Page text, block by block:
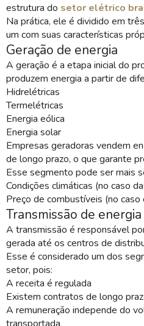
estrutura do setor elétrico
Na prática, ele é dividido em
um com suas características
Geração de energia
A geração é a etapa inicial do
produzem energia a partir de
Hidrelétricas
Termelétricas
Energia eólica
Energia solar
Empresas geradoras vendem
de longo prazo, o que garante
Esse segmento pode ser mais
Condições climáticas (no caso
Preço de combustíveis (no
Transmissão de energia
A transmissão é responsável
gerada até os centros de
Esse é considerado um dos
setor, pois:
A receita é regulada
Existem contratos de longo
A remuneração independe do